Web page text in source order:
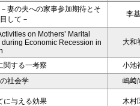
妻の夫への家事参加期待とそ
して－
李
on Mothers’ Marital
Economic Recession in
大和
関する一考察
小池
社会学
嶋﨑
に与える効果 木村